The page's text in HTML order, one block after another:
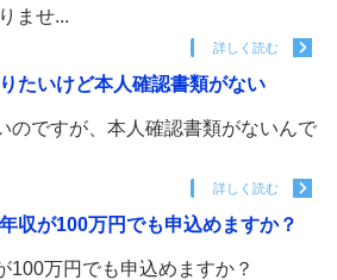
ませ...
詳しく読む
たいけど本人確認書類がない
のですが、本人確認書類がないんで
詳しく読む
収が100万円でも申込めますか？
100万円でも申込めますか？